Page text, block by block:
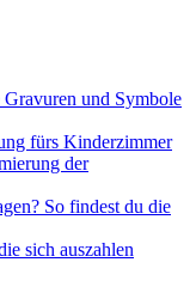
Gravuren und Symbole
fürs Kinderzimmer
der
So findest du die
sich auszahlen